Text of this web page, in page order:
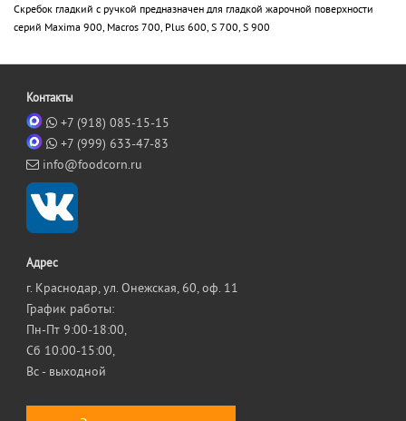
Скребок гладкий с ручкой предназначен для гладкой жарочной поверхности
серий Maxima 900, Macros 700, Plus 600, S 700, S 900
Контакты
+7 (918) 085-15-15
+7 (999) 633-47-83
info@foodcorn.ru
Адрес
г. Краснодар, ул. Онежская, 60, оф. 11
График работы:
Пн-Пт 9:00-18:00,
Сб 10:00-15:00,
Вс - выходной